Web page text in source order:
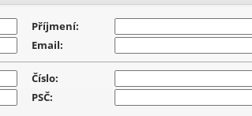
Příjmení:
Email:
Číslo:
PSČ: